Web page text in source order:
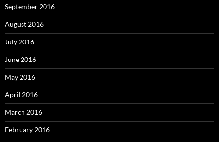
September 2016
August 2016
July 2016
June 2016
May 2016
April 2016
March 2016
February 2016